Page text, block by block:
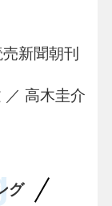
新聞朝刊
圭介
グ